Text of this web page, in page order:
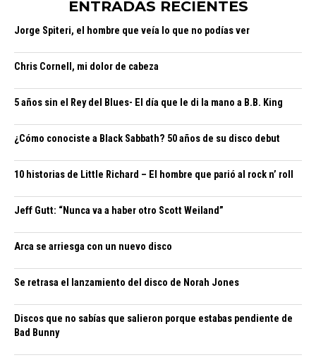
ENTRADAS RECIENTES
Jorge Spiteri, el hombre que veía lo que no podías ver
Chris Cornell, mi dolor de cabeza
5 años sin el Rey del Blues- El día que le di la mano a B.B. King
¿Cómo conociste a Black Sabbath? 50 años de su disco debut
10 historias de Little Richard – El hombre que parió al rock n’ roll
Jeff Gutt: “Nunca va a haber otro Scott Weiland”
Arca se arriesga con un nuevo disco
Se retrasa el lanzamiento del disco de Norah Jones
Discos que no sabías que salieron porque estabas pendiente de
Bad Bunny